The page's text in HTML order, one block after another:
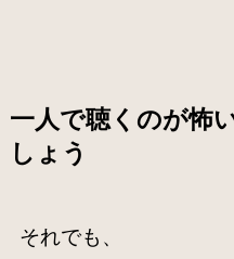
一人で聴くのが怖
しょう
それでも、